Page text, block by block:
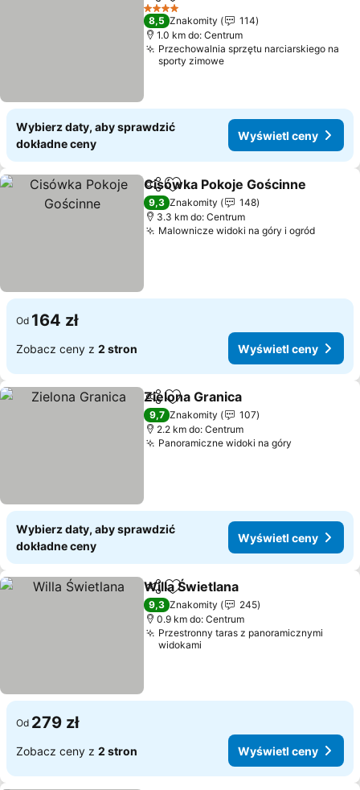
4 Kategoria
8,5 Znakomity
114
1.0 km do: Centrum
Przechowalnia sprzętu narciarskiego na
sporty zimowe
Wybierz daty, aby sprawdzić
dokładne ceny
Wyświetl ceny
Udostępnij
Dodaj do ulubionych
Cisówka Pokoje Gościnne
9,3 Znakomity
148
3.3 km do: Centrum
Malownicze widoki na góry i ogród
Od 164 zł
Zobacz ceny z 2 stron Wyświetl ceny
UdostępnijDodaj do ulubionych
Zielona Granica
9,7 Znakomity
107
2.2 km do: Centrum
Panoramiczne widoki na góry
Wybierz daty, aby sprawdzić
dokładne ceny
Wyświetl ceny
Udostępnij
Dodaj do ulubionych
Willa Świetlana
9,3 Znakomity
245
0.9 km do: Centrum
Przestronny taras z panoramicznymi
widokami
Od 279 zł
Zobacz ceny z 2 stron Wyświetl ceny